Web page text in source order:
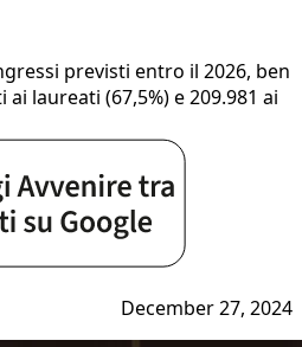
previsti entro il 2026, ben
laureati (67,5%) e 209.981 ai
December 27, 2024